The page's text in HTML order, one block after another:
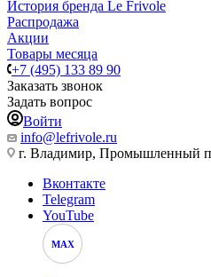
История бренда Le Frivole
Распродажа
Акции
Товары месяца
+7 (495) 133 89 90
Заказать звонок
Задать вопрос
Войти
info@lefrivole.ru
г. Владимир, Промышленный
Вконтакте
Telegram
YouTube
MAX